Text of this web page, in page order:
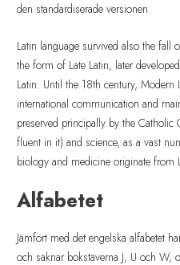
den standardiserade versionen.
Latin language survived also the fall
the form of Late Latin, later
Latin. Until the 18th century,
international communication and
preserved principally by the
fluent in it) and science, as a vast
biology and medicine originate from
Alfabetet
Jämfört med det engelska alfabetet
och saknar bokstäverna J, U och W,